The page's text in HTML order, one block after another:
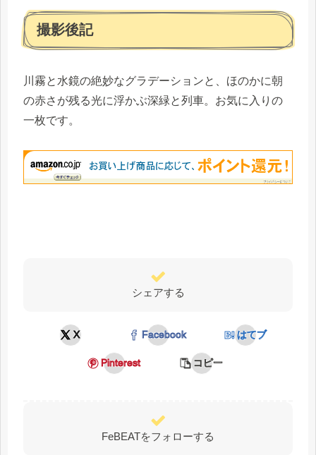
撮影後記
川霧と水鏡の絶妙なグラデーションと、ほのかに朝
の赤さが残る光に浮かぶ深緑と列車。お気に入りの
一枚です。
シェアする
X Facebook はてブ
Pinterest コピー
FeBEATをフォローする